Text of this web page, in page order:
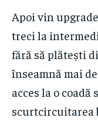
Apoi vin
treci la
fără să plătești
înseamnă mai
acces la o
scurtcircuitarea